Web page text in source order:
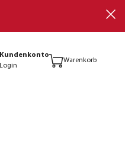
Kundenkonto
Login
Warenkorb